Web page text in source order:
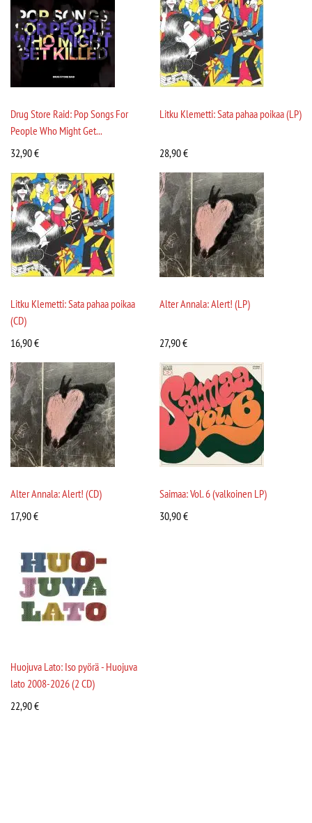
Drug Store Raid: Pop Songs For
People Who Might Get...
32,90€
Litku Klemetti: Sata pahaa poikaa (LP)
28,90€
Litku Klemetti: Sata pahaa poikaa
(CD)
16,90€
Alter Annala: Alert! (LP)
27,90€
Alter Annala: Alert! (CD)
17,90€
Saimaa: Vol. 6 (valkoinen LP)
30,90€
Huojuva Lato: Iso pyörä - Huojuva
lato 2008-2026 (2 CD)
22,90€